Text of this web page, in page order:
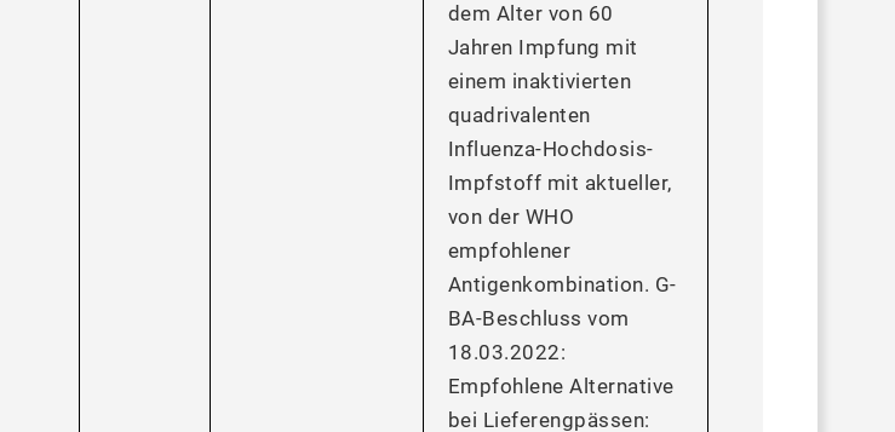
dem Alter von 60
Jahren Impfung mit
einem inaktivierten
quadrivalenten
Influenza-Hochdosis-
Impfstoff mit aktueller,
von der WHO
empfohlener
Antigenkombination. G-
BA-Beschluss vom
18.03.2022:
Empfohlene Alternative
bei Lieferengpässen: